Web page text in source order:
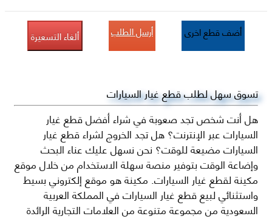
أضف قطع اخرى أرسل الطلب ألغاء التسعيرة
تسوق سهل لطلب قطع غيار السيارات
هل أنت شخص تجد صعوبة في شراء أفضل قطع غيار
السيارات عبر الإنترنت؟ هل تجد الخروج لشراء قطع غيار
السيارات مضيعة للوقت؟ نحن نسهل عليك عناء البحث
وإضاعة الوقت بتوفير منصة سهلة الاستخدام من خلال موقع
مكينة لقطع غيار السيارات. مكينة هو موقع إلكتروني بسيط
واستثنائي لبيع قطع غيار السيارات في المملكة العربية
السعودية من مجموعة متنوعة من العلامات التجارية الرائدة